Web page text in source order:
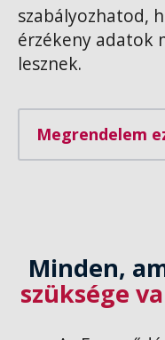
szabályozhatod,
érzékeny adatok
lesznek.
Megrendelem
Minden,
szüksége